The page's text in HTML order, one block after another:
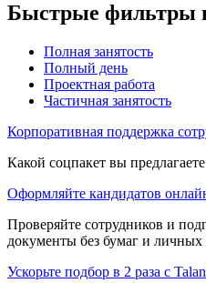
Быстрые фильтры
Полная занятость
Полный день
Проектная работа
Частичная занятость
Корпоративная поддержка
Какой соцпакет вы
Оформляйте кандидатов
Проверяйте сотрудников и
документы без бумаг и личных
Ускорьте подбор в 2 раза с